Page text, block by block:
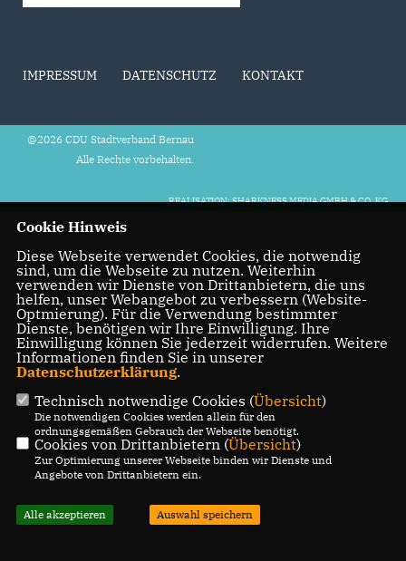
IMPRESSUM DATENSCHUTZ KONTAKT
@2026 CDU Stadtverband Bernau
Alle Rechte vorbehalten.
REALISATION: SHARKNESS MEDIA GMBH & CO. KG
Cookie Hinweis
Diese Webseite verwendet Cookies, die notwendig
sind, um die Webseite zu nutzen. Weiterhin
verwenden wir Dienste von Drittanbietern, die uns
helfen, unser Webangebot zu verbessern (Website-
Optmierung). Für die Verwendung bestimmter
Dienste, benötigen wir Ihre Einwilligung. Ihre
Einwilligung können Sie jederzeit widerrufen. Weitere
Informationen finden Sie in unserer
Datenschutzerklärung.
Technisch notwendige Cookies (Übersicht)
Die notwendigen Cookies werden allein für den
ordnungsgemäßen Gebrauch der Webseite benötigt.
Cookies von Drittanbietern (Übersicht)
Zur Optimierung unserer Webseite binden wir Dienste und
Angebote von Drittanbietern ein.
Alle akzeptieren Auswahl speichern